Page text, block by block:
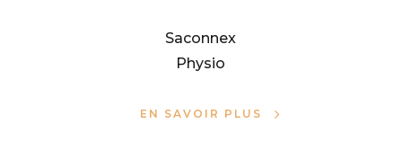
Saconnex
Physio
EN SAVOIR PLUS